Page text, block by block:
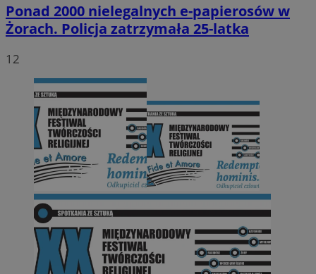
Ponad 2000 nielegalnych e-papierosów w
Żorach. Policja zatrzymała 25-latka
12